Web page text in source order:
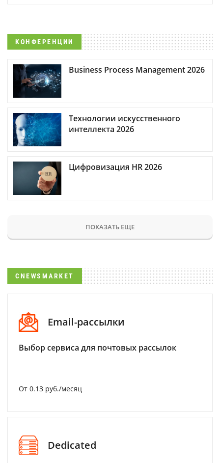
КОНФЕРЕНЦИИ
Business Process Management 2026
Технологии искусственного
интеллекта 2026
Цифровизация HR 2026
ПОКАЗАТЬ ЕЩЕ
CNEWSMARKET
Email-рассылки
Выбор сервиса для почтовых рассылок
От 0.13 руб./месяц
Dedicated